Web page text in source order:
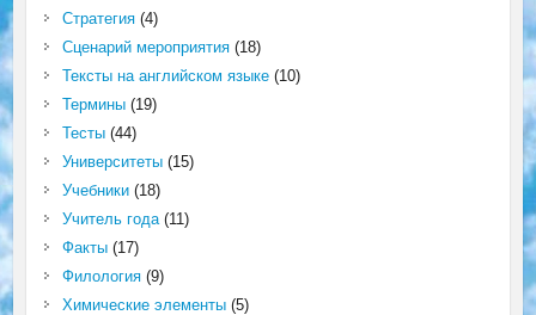
Стратегия(4)
Сценарий мероприятия(18)
Тексты на английском языке(10)
Термины(19)
Тесты(44)
Университеты(15)
Учебники(18)
Учитель года(11)
Факты(17)
Филология(9)
Химические элементы(5)